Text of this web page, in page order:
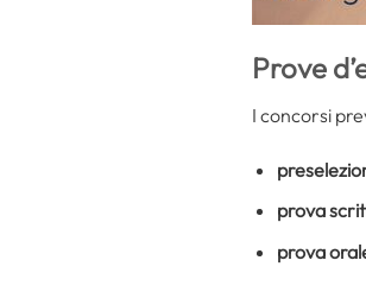
Prove
I concorsi
prova
prova